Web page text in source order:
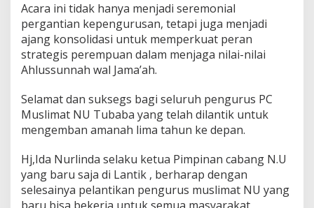
Acara ini tidak hanya menjadi seremonial
pergantian kepengurusan, tetapi juga menjadi
ajang konsolidasi untuk memperkuat peran
strategis perempuan dalam menjaga nilai-nilai
Ahlussunnah wal Jama’ah.
Selamat dan suksegs bagi seluruh pengurus PC
Muslimat NU Tubaba yang telah dilantik untuk
mengemban amanah lima tahun ke depan.
Hj,Ida Nurlinda selaku ketua Pimpinan cabang N.U
yang baru saja di Lantik , berharap dengan
selesainya pelantikan pengurus muslimat NU yang